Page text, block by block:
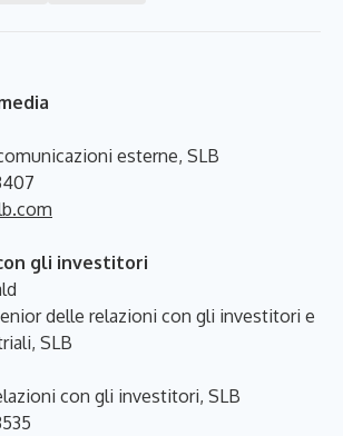
esterne, SLB
gli investitori
delle relazioni con gli investitori e
SLB
con gli investitori, SLB